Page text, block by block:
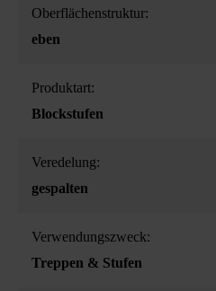
Oberflächenstruktur:
eben
Produktart:
Blockstufen
Veredelung:
gespalten
Verwendungszweck:
Treppen & Stufen